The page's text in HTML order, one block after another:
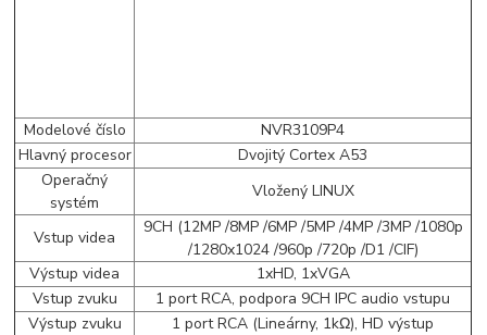
Modelové číslo
NVR3109P4
Hlavný procesor
Dvojitý Cortex A53
Operačný
systém
Vložený LINUX
Vstup videa
9CH (12MP /8MP /6MP /5MP /4MP /3MP /1080p
/1280x1024 /960p /720p /D1 /CIF)
Výstup videa
1xHD, 1xVGA
Vstup zvuku
1 port RCA, podpora 9CH IPC audio vstupu
Výstup zvuku
1 port RCA (Lineárny, 1kΩ), HD výstup